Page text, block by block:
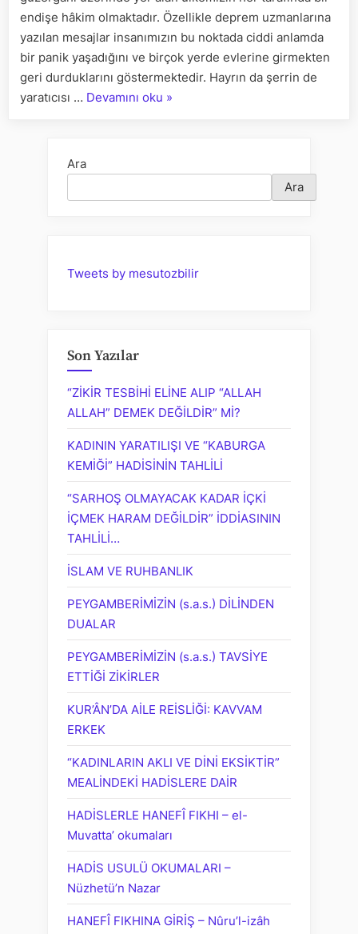
endişe hâkim olmaktadır. Özellikle deprem uzmanlarına
yazılan mesajlar insanımızın bu noktada ciddi anlamda
bir panik yaşadığını ve birçok yerde evlerine girmekten
geri durduklarını göstermektedir. Hayrın da şerrin de
yaratıcısı … Devamını oku “DEPREM
ODAKLANIP
»
Ara
Ara
Tweets by mesutozbilir
Son Yazılar
“ZİKİR TESBİHİ ELİNE ALIP “ALLAH
ALLAH” DEMEK DEĞİLDİR” Mİ?
KADININ YARATILIŞI VE “KABURGA
KEMİĞİ” HADİSİNİN TAHLİLİ
“SARHOŞ OLMAYACAK KADAR İÇKİ
İÇMEK HARAM DEĞİLDİR” İDDİASININ
TAHLİLİ…
İSLAM VE RUHBANLIK
PEYGAMBERİMİZİN (s.a.s.) DİLİNDEN
DUALAR
PEYGAMBERİMİZİN (s.a.s.) TAVSİYE
ETTİĞİ ZİKİRLER
KUR’ÂN’DA AİLE REİSLİĞİ: KAVVAM
ERKEK
“KADINLARIN AKLI VE DİNİ EKSİKTİR”
MEALİNDEKİ HADİSLERE DAİR
HADİSLERLE HANEFÎ FIKHI – el-
Muvatta’ okumaları
HADİS USULÜ OKUMALARI –
Nüzhetü’n Nazar
HANEFÎ FIKHINA GİRİŞ – Nûru’l-izâh